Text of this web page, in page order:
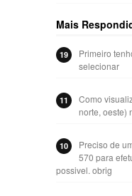
Mais
19
Primeiro
selecionar
11
Como
norte, oeste)
10
Preciso de
570 para
possivel. obrig